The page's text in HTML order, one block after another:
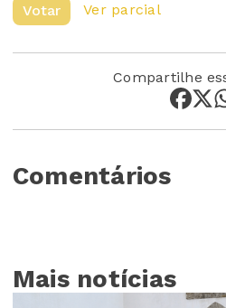
Votar
Ver parcial
Compartilhe
Comentários
Mais notícias